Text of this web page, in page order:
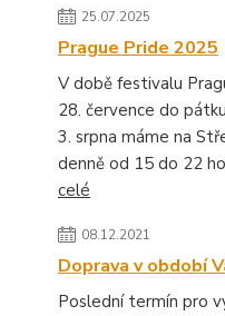
25.07.2025
Prague Pride 2025
V době festivalu
28. července do
3. srpna máme na
denně od 15 do 22
celé
08.12.2021
Doprava v období
Poslední termín pro